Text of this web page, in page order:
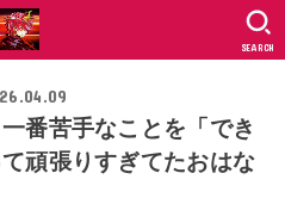
SEARCH
番苦手なことを「でき
頑張りすぎてたおはな